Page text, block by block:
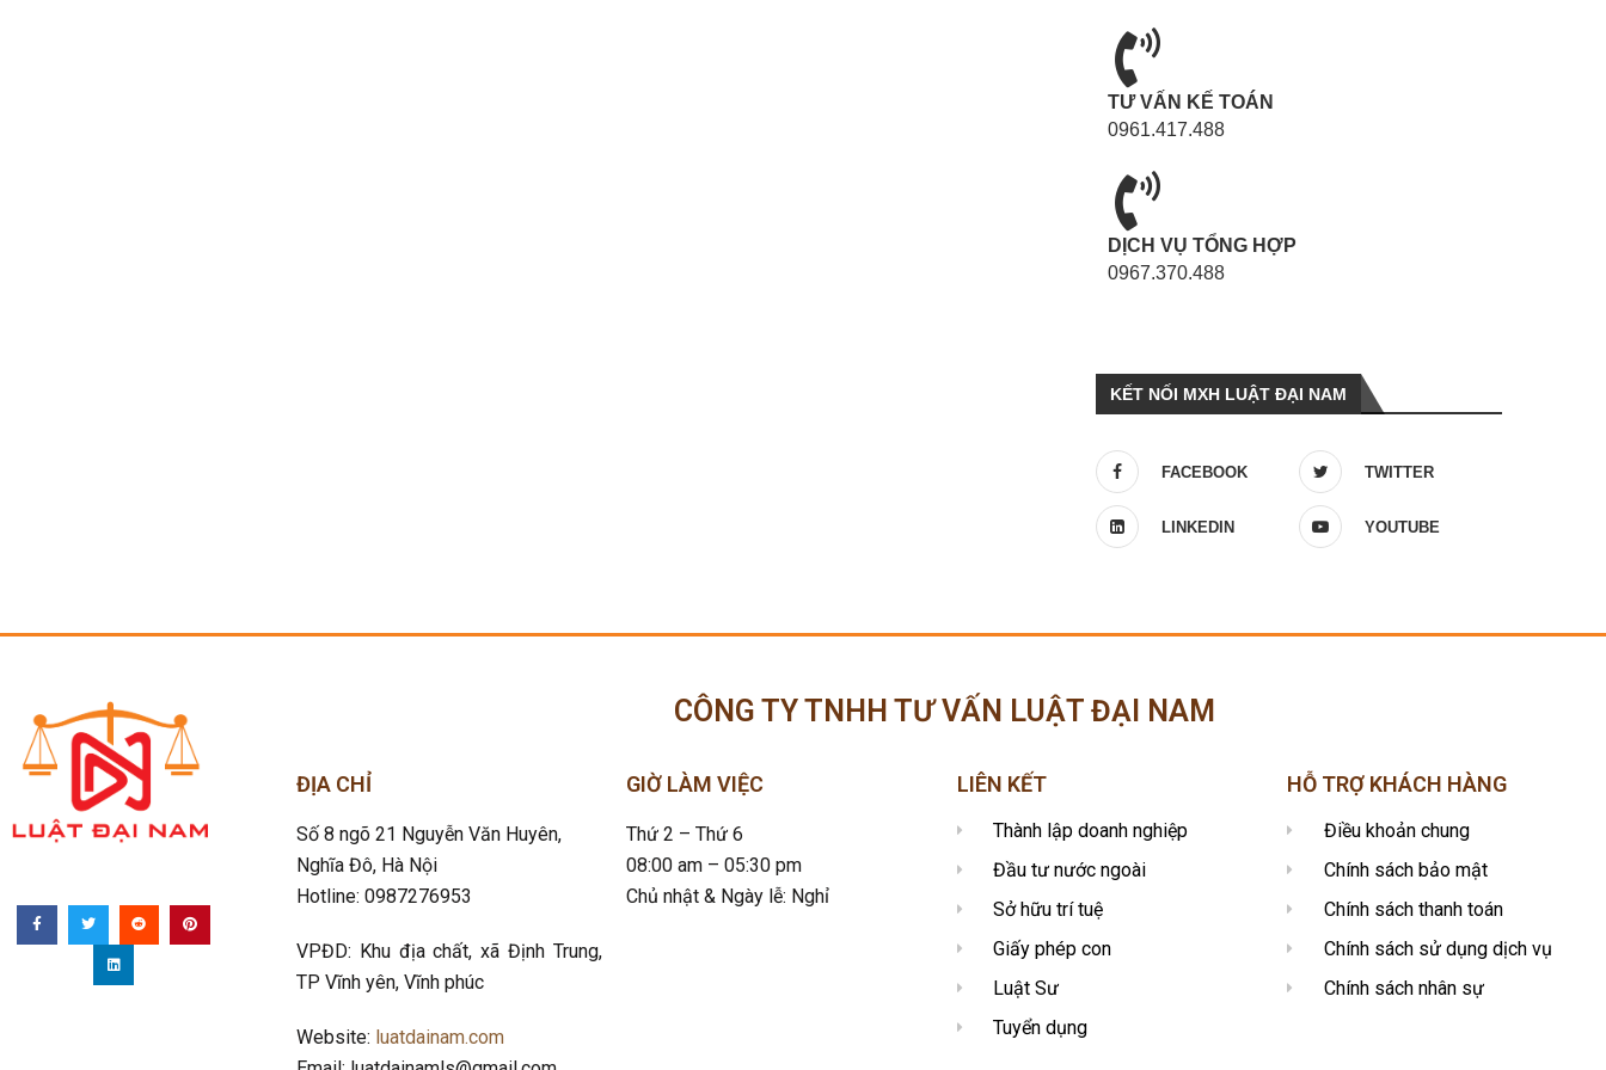
TƯ VẤN KẾ TOÁN
0961.417.488
DỊCH VỤ TỔNG HỢP
0967.370.488
KẾT NỐI MXH LUẬT ĐẠI NAM
FACEBOOK TWITTER
LINKEDIN YOUTUBE
CÔNG TY TNHH TƯ VẤN LUẬT ĐẠI NAM
ĐỊA CHỈ
Số 8 ngõ 21 Nguyễn Văn Huyên,
Nghĩa Đô, Hà Nội
Hotline: 0987276953
VPĐD: Khu địa chất, xã Định Trung,
TP Vĩnh yên, Vĩnh phúc
Website: luatdainam.com
GIỜ LÀM VIỆC
Thứ 2 – Thứ 6
08:00 am – 05:30 pm
Chủ nhật & Ngày lễ: Nghỉ
LIÊN KẾT
Thành lập doanh nghiệp
Đầu tư nước ngoài
Sở hữu trí tuệ
Giấy phép con
Luật Sư
Tuyển dụng
HỖ TRỢ KHÁCH HÀNG
Điều khoản chung
Chính sách bảo mật
Chính sách thanh toán
Chính sách sử dụng dịch vụ
Chính sách nhân sự